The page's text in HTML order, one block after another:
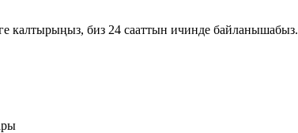
калтырыңыз, биз 24 сааттын ичинде байланышабыз.